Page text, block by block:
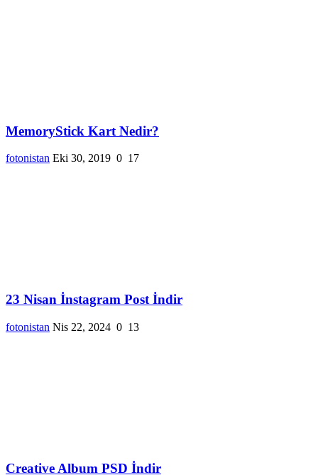
MemoryStick Kart Nedir?
fotonistan Eki 30, 2019 0 17
23 Nisan İnstagram Post İndir
fotonistan Nis 22, 2024 0 13
Creative Album PSD İndir